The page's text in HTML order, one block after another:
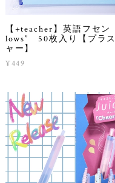
【+teacher】英語フセ
lows” 50枚入り【プラ
ャー】
¥449